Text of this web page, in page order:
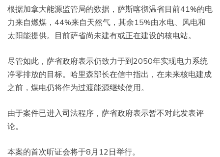
根据加拿大能源监管局的数据，萨斯喀彻温省目前41%的电
力来自燃煤，44%来自天然气，其余15%由水电、风电和
太阳能提供。目前萨省尚未建有或正在建设的核电站。
尽管如此，萨省政府表示仍致力于到2050年实现电力系统
净零排放的目标。哈里森部长在信中指出，在未来核电建成
之前，煤电仍将作为过渡能源继续使用。
由于案件已进入司法程序，萨省政府表示暂不对此发表评
论。
本案的首次听证会将于8月12日举行。